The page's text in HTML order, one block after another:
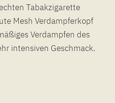
Tabakzigarette
Mesh Verdampferkopf
Verdampfen des
intensiven Geschmack.